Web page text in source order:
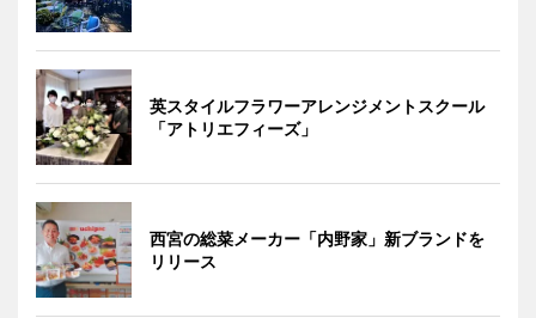
英スタイルフラワーアレンジメントスクール
「アトリエフィーズ」
西宮の総菜メーカー「内野家」新ブランドを
リリース